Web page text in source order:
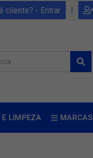
cliente? - Entrar |
E LIMPEZA MARCAS